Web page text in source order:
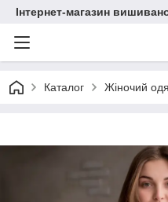
Інтернет-магазин
Каталог Жіночий